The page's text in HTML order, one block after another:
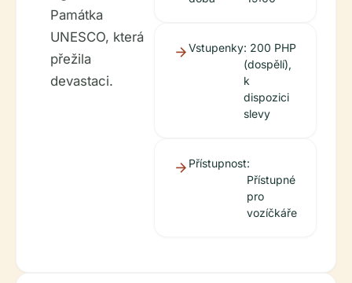
Památka
UNESCO, která
přežila
devastaci.
Vstupenky: 200 PHP
(dospělí),
k
dispozici
slevy
Přístupnost:
Přístupné
pro
vozíčkáře